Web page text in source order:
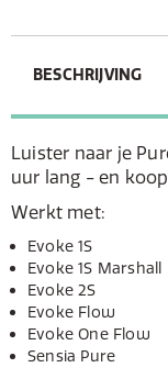
BESCHRIJVING
Luister naar je
uur lang - en
Werkt met:
Evoke 1S
Evoke 1S Marshall
Evoke 2S
Evoke Flow
Evoke One Flow
Sensia Pure